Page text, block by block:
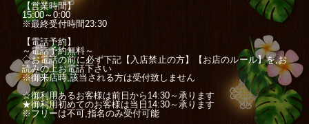
【営業時間】
15:00～0:00
※最終受付時間23:30
【電話予約】
～電話予約無料～
◇お電話の前に必ず下記【入店禁止の方】【お店のルール】を,お
読みの上お電話下さい
※御来店時,該当される方は受付致しません
☆御利用あるお客様は前日から14:30～承ります
★御利用初めてのお客様は当日14:30～承ります
※フリーは不可,指名のみ受付可能